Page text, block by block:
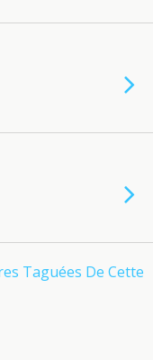
Taguées De Cette